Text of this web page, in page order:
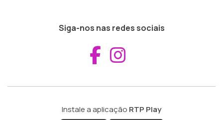
Siga-nos nas redes sociais
Aceder ao
Instale a aplicação RTP Play